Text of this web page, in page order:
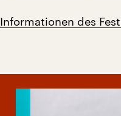
Informationen des